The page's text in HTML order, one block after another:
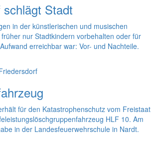
Stadt
in der künstlerischen und musischen
nur Stadtkindern vorbehalten oder für
erreichbar war: Vor- und Nachteile.
für den Katastrophenschutz vom Freistaat
HLF 10. Am
in der Landesfeuerwehrschule in Nardt.